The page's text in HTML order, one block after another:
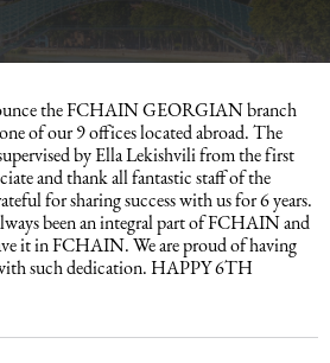
qeydiyyatı
the FCHAIN GEORGIAN branch
of our 9 offices located abroad. The
by Ella Lekishvili from the first
and thank all fantastic staff of the
for sharing success with us for 6 years.
been an integral part of FCHAIN and
it in FCHAIN. We are proud of having
such dedication. HAPPY 6TH